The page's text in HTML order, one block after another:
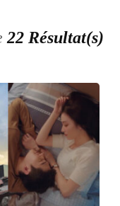
Albums
: Musique &
22 Résultat(s)